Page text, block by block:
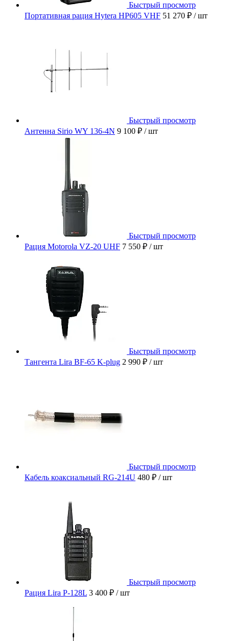
Быстрый просмотр
Портативная рация Hytera HP605 VHF 51 270 ₽ / шт
Быстрый просмотр
Антенна Sirio WY 136-4N 9 100 ₽ / шт
Быстрый просмотр
Рация Motorola VZ-20 UHF 7 550 ₽ / шт
Быстрый просмотр
Тангента Lira BF-65 K-plug 2 990 ₽ / шт
Быстрый просмотр
Кабель коаксиальный RG-214U 480 ₽ / шт
Быстрый просмотр
Рация Lira P-128L 3 400 ₽ / шт